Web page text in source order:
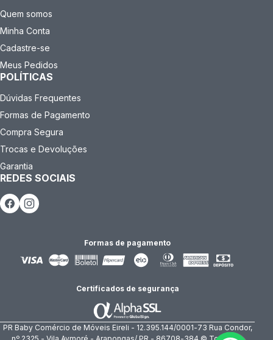
Quem somos
Minha Conta
Cadastre-se
Meus Pedidos
POLÍTICAS
Dúvidas Frequentes
Formas de Pagamento
Compra Segura
Trocas e Devoluções
Garantia
REDES SOCIAIS
Formas de pagamento
Certificados de segurança
PR Baby Comércio de Móveis Eireli - 12.395.144/0001-73 Rua Condor,